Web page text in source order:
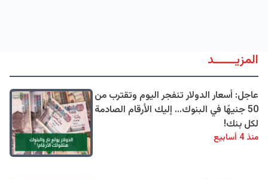
المزيــــــد
عاجل: أسعار الدولار تنفجر اليوم وتقترب من
50 جنيهًا في البنوك... إليك الأرقام الصادمة
لكل بنك!
منذ 4 أسابيع